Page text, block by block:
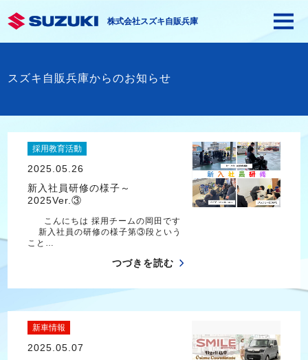
株式会社スズキ自販兵庫
スズキ自販兵庫からのお知らせ
採用教育活動
2025.05.26
新入社員研修の様子～
2025Ver.③
こんにちは 採用チームの岡田です
新入社員の研修の様子第③段という
こと…
つづきを読む
新車情報
2025.05.07